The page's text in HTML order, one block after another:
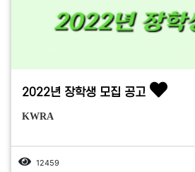
2022년 장학생 모집 공고
KWRA
12459